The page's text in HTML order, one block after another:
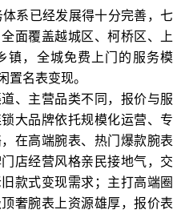
系已经发展得十分完善，七
面覆盖越城区、柯桥区、上
镇，全城免费上门的服务模
置名表变现。
、主营品类不同，报价与服
大品牌依托规模化运营、专
在高端腕表、热门爆款腕表
店经营风格亲民接地气，交
款式变现需求；主打高端圈
奢腕表上资源雄厚，报价表